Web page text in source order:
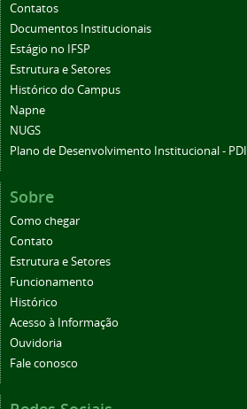
Contatos
Documentos Institucionais
Estágio no IFSP
Estrutura e Setores
Histórico do Campus
Napne
NUGS
Plano de Desenvolvimento Institucional - PDI
Sobre
Como chegar
Contato
Estrutura e Setores
Funcionamento
Histórico
Acesso à Informação
Ouvidoria
Fale conosco